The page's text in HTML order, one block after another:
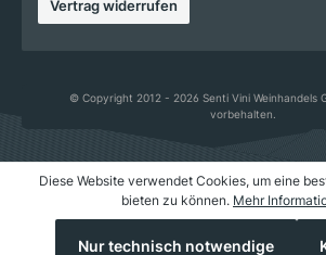
Vertrag widerrufen
© Copyright 2012 - 2026 Senti Vini Weinhandels
vorbehalten.
Diese Website verwendet Cookies, um eine
bieten zu können. Mehr
Nur technisch notwendige